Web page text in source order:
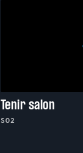
Tenir salon
S02